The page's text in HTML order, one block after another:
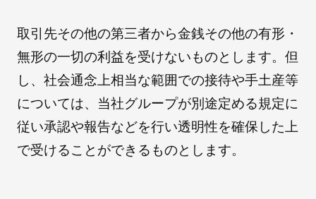
取引先その他の第三者から金銭その他の有形・
無形の一切の利益を受けないものとします。但
し、社会通念上相当な範囲での接待や手土産等
については、当社グループが別途定める規定に
従い承認や報告などを行い透明性を確保した上
で受けることができるものとします。